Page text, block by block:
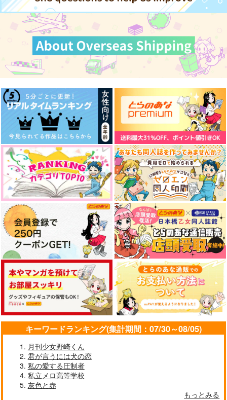
不死川実弥×煉獄杏寿郎
サンプル
作品詳細 作品詳細
千×百
作品詳細
Stardust Parade
となりのまちこうば
990円 （税込）
流川楓×桜木花道
サンプル
作品詳細
Five Songs
Phantasmagoria
787円（税込）
冴羽リョウ×槇村香
サンプル
作品詳細
サンプル
カート
サンプル サンプル
キーワードランキング(集計期間：07/30～08/05)
月刊少女野崎くん
君が言うには犬の恋
私の愛する圧制者
私立メロ高等学校
灰色と赤
もっとみる